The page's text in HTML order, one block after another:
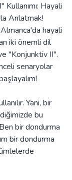
Hayali
Anlatmak!
hayali
iki önemli dil
"Konjunktiv II".
senaryolar
Yani, bir
bu
bir dondurma
bir dondurma